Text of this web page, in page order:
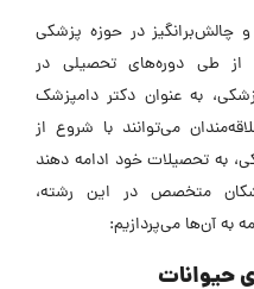
در حوزه پزشکی
از طی دوره‌های تحصیلی در
به عنوان دکتر دامپزشک
می‌توانند با شروع از
به تحصیلات خود ادامه دهند
متخصص در این رشته،
به آن‌ها می‌پردازیم:
حیوانات